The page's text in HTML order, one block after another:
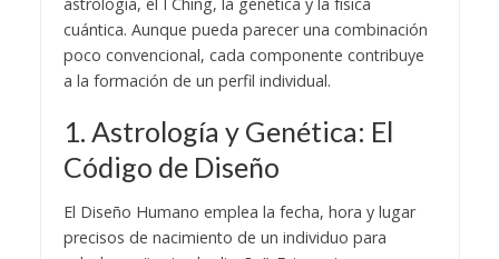
astrología, el I Ching, la genética y la física
cuántica. Aunque pueda parecer una combinación
poco convencional, cada componente contribuye
a la formación de un perfil individual.
1. Astrología y Genética: El
Código de Diseño
El Diseño Humano emplea la fecha, hora y lugar
precisos de nacimiento de un individuo para